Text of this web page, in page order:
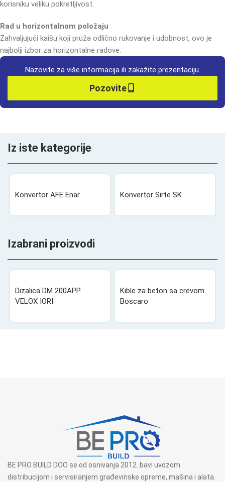
korisniku veliku pokretljivost.
Rad u horizontalnom položaju
Zahvaljujući kaišu koji pruža odlično rukovanje i udobnost, ovo je
najbolji izbor za horizontalne radove.
Nazovite za više informacija ili zakažite prezentaciju.
Pozovite
Iz iste kategorije
Konvertor AFE Enar Konvertor Sirte SK
Izabrani proizvodi
Dizalica DM 200APP
VELOX IORI
Kible za beton sa crevom
Boscaro
BE PRO BUILD DOO se od osnivanja 2012. bavi uvozom
distribucijom i servisiranjem građevinske opreme, mašina i alata.